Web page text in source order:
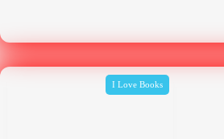
I Love Books